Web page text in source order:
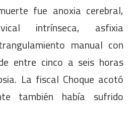
fue anoxia cerebral,
intrínseca, asfixia
manual con
entre cinco a seis horas
La fiscal Choque acotó
también había sufrido